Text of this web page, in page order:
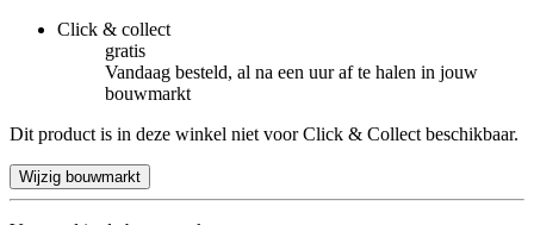
Click & collect
gratis
Vandaag besteld, al na een uur af te halen in jouw
bouwmarkt
Dit product is in deze winkel niet voor Click & Collect beschikbaar.
Wijzig bouwmarkt